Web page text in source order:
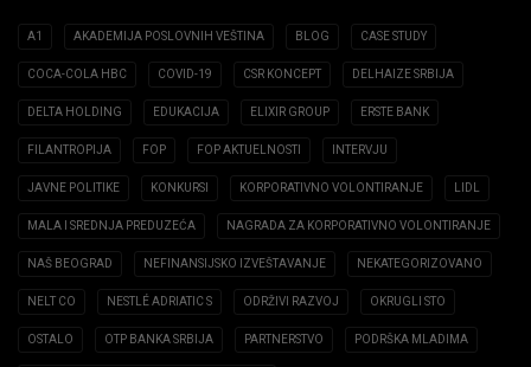
A1 AKADEMIJA POSLOVNIH VEŠTINA BLOG CASE STUDY
COCA-COLA HBC COVID-19 CSR KONCEPT DELHAIZE SRBIJA
DELTA HOLDING EDUKACIJA ELIXIR GROUP ERSTE BANK
FILANTROPIJA FOP FOP AKTUELNOSTI INTERVJU
JAVNE POLITIKE KONKURSI KORPORATIVNO VOLONTIRANJE LIDL
MALA I SREDNJA PREDUZEĆA NAGRADA ZA KORPORATIVNO VOLONTIRANJE
NAŠ BEOGRAD NEFINANSIJSKO IZVEŠTAVANJE NEKATEGORIZOVANO
NELT CO NESTLÉ ADRIATIC S ODRŽIVI RAZVOJ OKRUGLI STO
OSTALO OTP BANKA SRBIJA PARTNERSTVO PODRŠKA MLADIMA